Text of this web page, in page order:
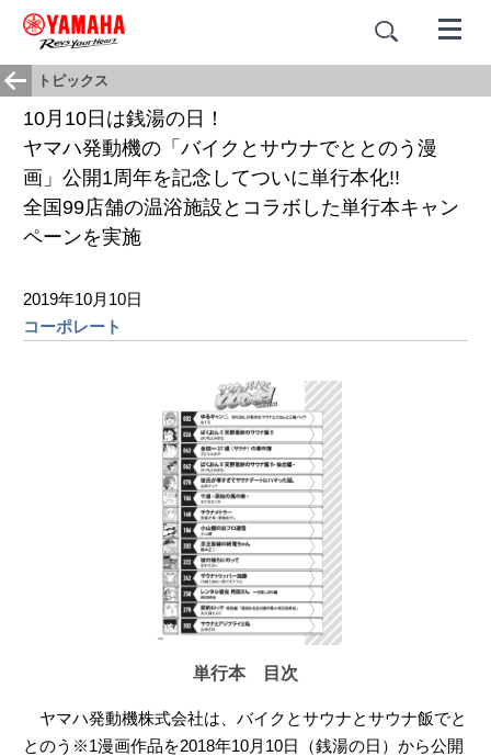
トピックス
10月10日は銭湯の日！
ヤマハ発動機の「バイクとサウナでととのう漫
画」公開1周年を記念してついに単行本化!!
全国99店舗の温浴施設とコラボした単行本キャン
ペーンを実施
2019年10月10日
コーポレート
単行本 目次
ヤマハ発動機株式会社は、バイクとサウナとサウナ飯でと
とのう※1漫画作品を2018年10月10日（銭湯の日）から公開